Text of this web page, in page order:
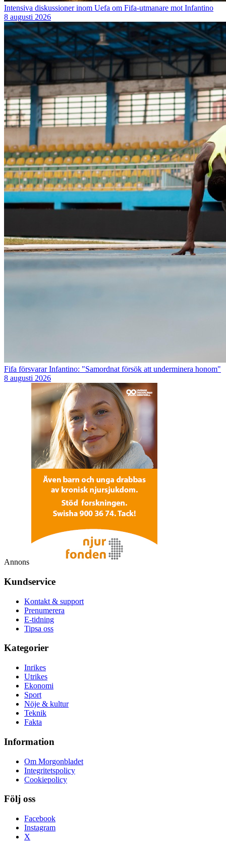
Intensiva diskussioner inom Uefa om Fifa-utmanare mot Infantino
8 augusti 2026
Fifa försvarar Infantino: "Samordnat försök att underminera honom"
8 augusti 2026
Annons
Kundservice
Kontakt & support
Prenumerera
E-tidning
Tipsa oss
Kategorier
Inrikes
Utrikes
Ekonomi
Sport
Nöje & kultur
Teknik
Fakta
Information
Om Morgonbladet
Integritetspolicy
Cookiepolicy
Följ oss
Facebook
Instagram
X